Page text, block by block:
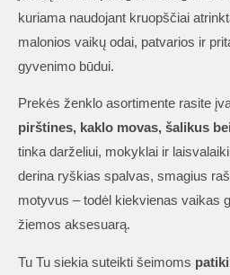
kuriama naudojant kruopščiai
malonios vaikų odai, patvarios ir
gyvenimo būdui.
Prekės ženklo asortimente rasite
pirštines, kaklo movas, šalikus
tinka darželiui, mokyklai ir
derina ryškias spalvas, smagius
motyvus – todėl kiekvienas vaikas
žiemos aksesuarą.
Tu Tu siekia suteikti šeimoms